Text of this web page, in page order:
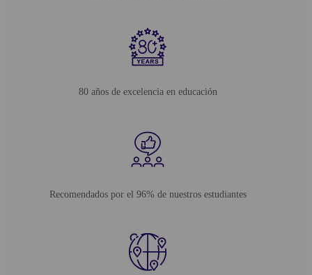
80 años de excelencia en educación
Recomendados por el 96% de nuestros estudiantes